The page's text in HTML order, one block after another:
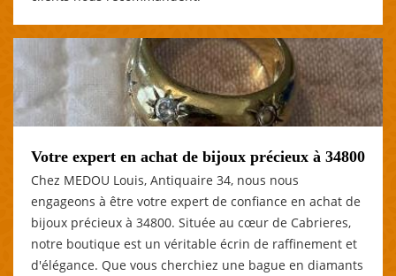
Votre expert en achat de bijoux précieux à 34800
Chez MEDOU Louis, Antiquaire 34, nous nous
engageons à être votre expert de confiance en achat de
bijoux précieux à 34800. Située au cœur de Cabrieres,
notre boutique est un véritable écrin de raffinement et
d'élégance. Que vous cherchiez une bague en diamants